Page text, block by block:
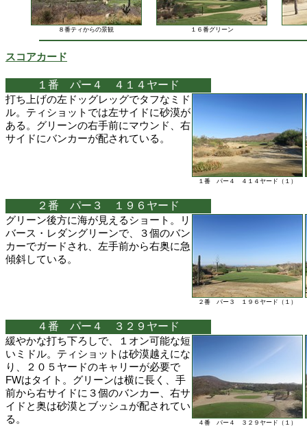
８番ティからの景観 １６番グリーン
スコアカード
１番 パー４ ４１４ヤード
１番 パー４ ４１４ヤード（１）
打ち上げの左ドッグレッグでタフなミド
ル。ティショットでは左サイドに砂漠が
ある。グリーンの右手前にマウンド、右
サイドにバンカーが配されている。
２番 パー３ １９６ヤード
２番 パー３ １９６ヤード（１）
グリーン後方に海が見えるショート。リ
バース・レダングリーンで、３個のバン
カーでガードされ、左手前から右奥に急
傾斜している。
４番 パー４ ３２９ヤード
４番 パー４ ３２９ヤード（１）
緩やかな打ち下ろしで、１オン可能な短
いミドル。ティショットは砂漠越えにな
り、２０５ヤードのキャリーが必要で
FWはタイト。グリーンは横に長く、手
前から右サイドに３個のバンカー、右サ
イドと奥は砂漠とブッシュが配されてい
る。